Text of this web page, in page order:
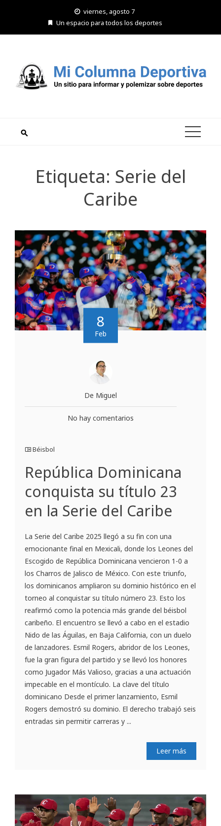
viernes, agosto 7
Un espacio para todos los deportes
Etiqueta: Serie del
Caribe
8
Feb
De Miguel
No hay comentarios
Béisbol
República Dominicana
conquista su título 23
en la Serie del Caribe
La Serie del Caribe 2025 llegó a su fin con una
emocionante final en Mexicali, donde los Leones del
Escogido de República Dominicana vencieron 1-0 a
los Charros de Jalisco de México. Con este triunfo,
los dominicanos ampliaron su dominio histórico en el
torneo al conquistar su título número 23. Esto los
reafirmó como la potencia más grande del béisbol
caribeño. El encuentro se llevó a cabo en el estadio
Nido de las Águilas, en Baja California, con un duelo
de lanzadores. Esmil Rogers, abridor de los Leones,
fue la gran figura del partido y se llevó los honores
como Jugador Más Valioso, gracias a una actuación
impecable en el montículo. La clave del título
dominicano Desde el primer lanzamiento, Esmil
Rogers demostró su dominio. El derecho trabajó seis
entradas sin permitir carreras y ...
Leer más